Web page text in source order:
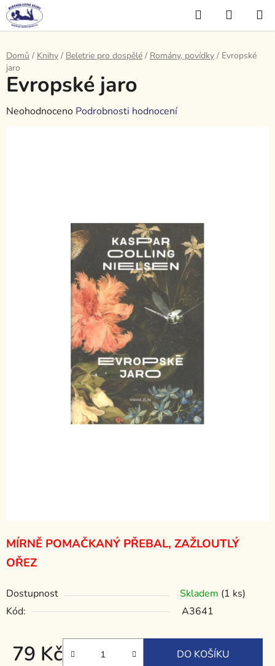
Přejít
na
obsah
Hledat
KOŠÍK
Domů / Knihy / Beletrie pro dospělé / Romány, povídky / Evropské
jaro
MÍRNĚ POMAČKANÝ PŘEBAL, ZAŽLOUTLÝ
OŘEZ
Dostupnost Skladem (1 ks)
Kód:
A3641
79 Kč DO KOŠÍKU
Evropské jaro
Průměrné
Neohodnoceno Podrobnosti hodnocení